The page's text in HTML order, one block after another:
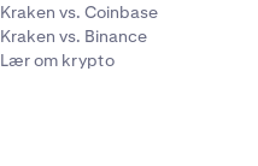
Kraken vs. Coinbase
Kraken vs. Binance
Lær om krypto